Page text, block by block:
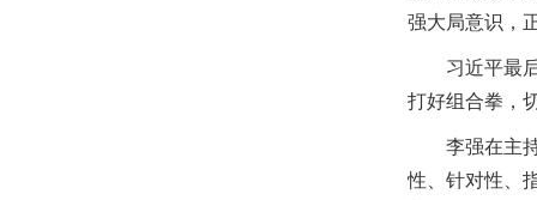
强大局意识，
习近平最
打好组合拳，
李强在主
性、针对性、